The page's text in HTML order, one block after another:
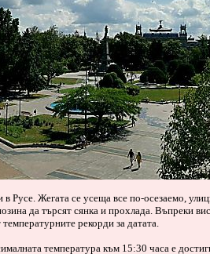
Русе. Жегата се усеща все по-осезаемо,
да търсят сянка и прохлада. Въпреки
рекорди за датата.
температура към 15:30 часа е